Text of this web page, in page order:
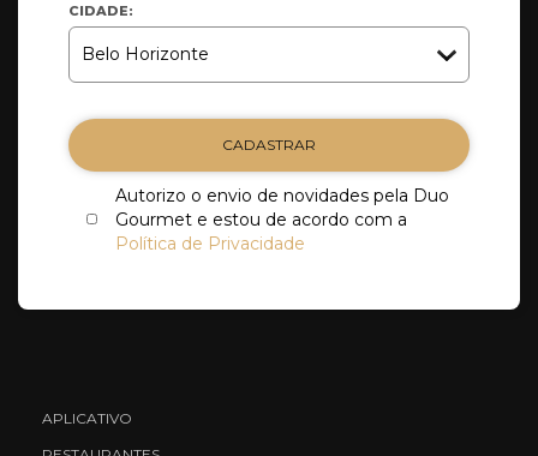
CIDADE:
CADASTRAR
Autorizo o envio de novidades pela Duo
Gourmet e estou de acordo com a
Política de Privacidade
APLICATIVO